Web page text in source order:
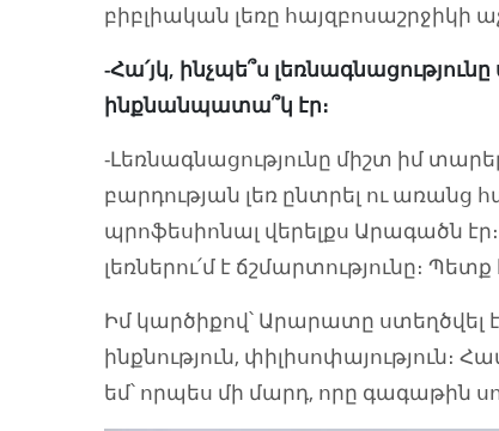
բիբլիական լեռը հայզբոսաշրջիկի
-Հա՛յկ, ինչպե՞ս
ինքնանպատա՞կ էր։
-Լեռնագնացությունը միշտ իմ
բարդության լեռ ընտրել ու
պրոֆեսիոնալ վերելքս Արագածն
լեռներու՛մ է ճշմարտությունը։ Պետք
Իմ կարծիքով՝ Արարատը
ինքնություն, փիլիսոփայություն։
եմ՝ որպես մի մարդ, որը գագաթին